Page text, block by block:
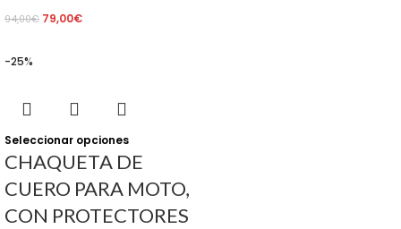
94,00€ 79,00€
-25%
Seleccionar opciones
CHAQUETA DE
CUERO PARA MOTO,
CON PROTECTORES